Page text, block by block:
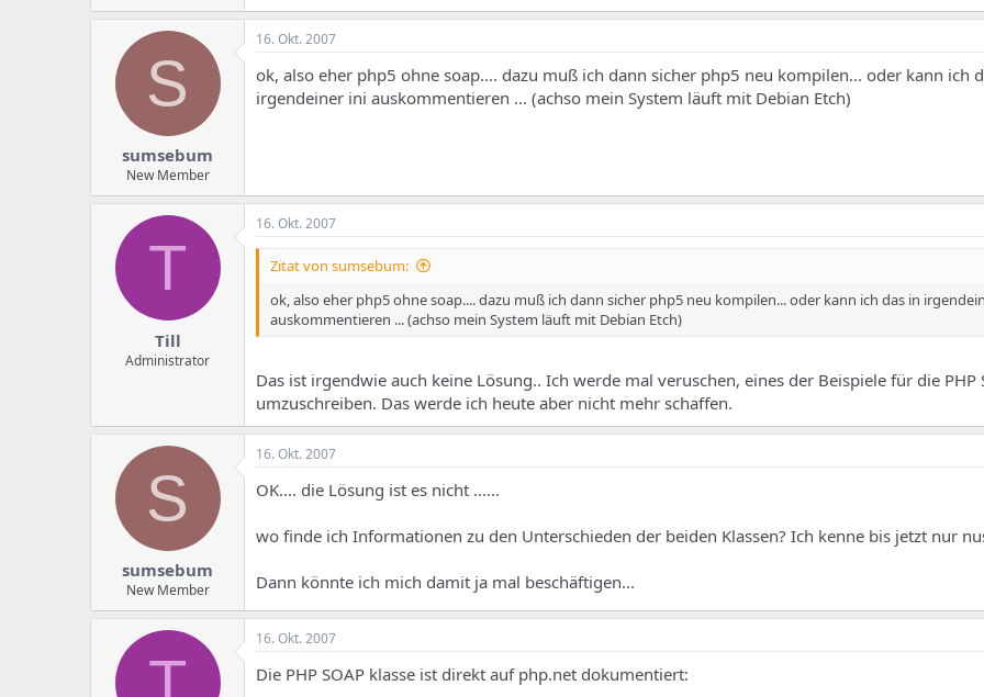
S
sumsebum
New Member
16. Okt. 2007
ok, also eher php5 ohne soap.... dazu muß ich dann sicher php5 neu kompilen... oder kann ich
irgendeiner ini auskommentieren ... (achso mein System läuft mit Debian Etch)
T
Till
Administrator
16. Okt. 2007
Zitat von sumsebum:
ok, also eher php5 ohne soap.... dazu muß ich dann sicher php5 neu kompilen... oder kann ich das in
auskommentieren ... (achso mein System läuft mit Debian Etch)
Das ist irgendwie auch keine Lösung.. Ich werde mal veruschen, eines der Beispiele für die PHP
umzuschreiben. Das werde ich heute aber nicht mehr schaffen.
S
sumsebum
New Member
16. Okt. 2007
OK.... die Lösung ist es nicht ......
wo finde ich Informationen zu den Unterschieden der beiden Klassen? Ich kenne bis jetzt nur
Dann könnte ich mich damit ja mal beschäftigen...
T
16. Okt. 2007
Die PHP SOAP klasse ist direkt auf php.net dokumentiert: